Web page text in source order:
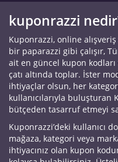
kuponrazzi
Kuponrazzi, online
bir paparazzi gibi çalışır,
ait en güncel kupon
çatı altında toplar. İster
ihtiyaçlar olsun, her
kullanıcılarıyla buluşturan
bütçeden tasarruf etmeyi
Kuponrazzi’deki kullanıcı
mağaza, kategori veya
ihtiyacınız olan kupon